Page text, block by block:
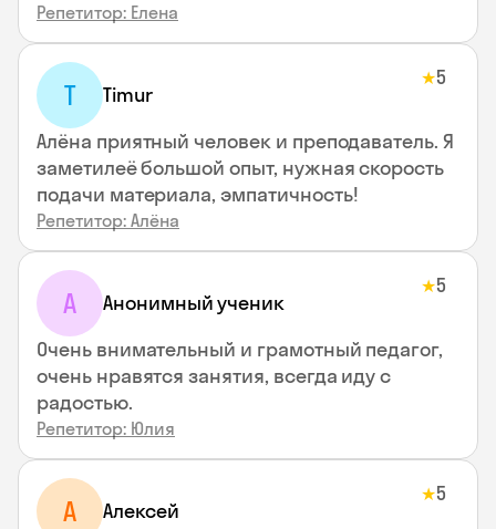
Репетитор: Елена
T Timur
★5
Алёна приятный человек и преподаватель. Я
заметилеё большой опыт, нужная скорость
подачи материала, эмпатичность!
Репетитор: Алёна
А Анонимный ученик
★5
Очень внимательный и грамотный педагог,
очень нравятся занятия, всегда иду с
радостью.
Репетитор: Юлия
А Алексей
★5